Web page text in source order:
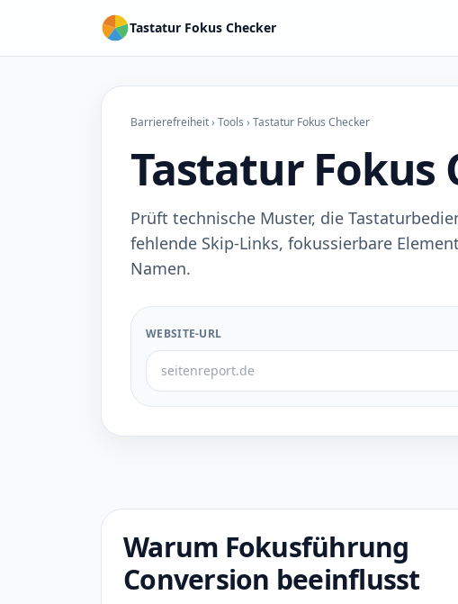
Tastatur Fokus Checker
Barrierefreiheit› Tools › Tastatur Fokus Checker
Tastatur Fokus
Prüft technische Muster, die
fehlende Skip-Links, fokussierbare
Namen.
WEBSITE-URL
Warum Fokusführung
Conversion beeinflusst